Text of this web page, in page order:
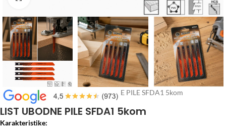
Početna/Alati i Mašine / LIST UBODNE PILE SFDA1 5kom
LIST UBODNE PILE SFDA1 5kom
Karakteristike: